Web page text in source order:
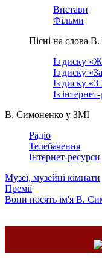
Вистави
Фільми
Пісні на слова
Із диску
Із диску
Із диску
Із
В. Симоненко у ЗМІ
Радіо
Телебачення
Інтернет-ресурси
Музеї, музейні кімнати
Премії
Вони носять ім'я В.